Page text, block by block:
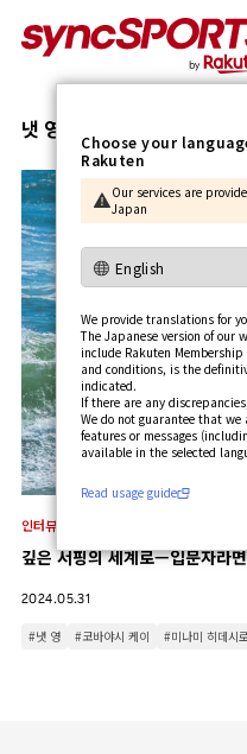
냇 영
인터뷰
깊은 서핑의 세계로—입문자라
2024.05.31
#냇 영 #코바야시 케이 #미나미 히데시
Choose your
Rakuten
Our services are
Japan
We provide translations for
The Japanese version of
include Rakuten
and conditions, is the
indicated.
If there are any
We do not guarantee that
features or messages
available in the selected
Read usage guide
사용가이드 보기